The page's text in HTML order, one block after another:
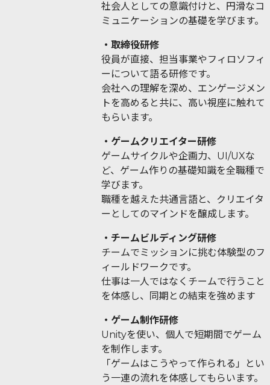
社会人としての意識付けと、円滑なコ
ミュニケーションの基礎を学びます。
・取締役研修
役員が直接、担当事業やフィロソフィ
ーについて語る研修です。
会社への理解を深め、エンゲージメン
トを高めると共に、高い視座に触れて
もらいます。
・ゲームクリエイター研修
ゲームサイクルや企画力、UI/UXな
ど、ゲーム作りの基礎知識を全職種で
学びます。
職種を越えた共通言語と、クリエイタ
ーとしてのマインドを醸成します。
・チームビルディング研修
チームでミッションに挑む体験型のフ
ィールドワークです。
仕事は一人ではなくチームで行うこと
を体感し、同期との結束を強めます
・ゲーム制作研修
Unityを使い、個人で短期間でゲーム
を制作します。
「ゲームはこうやって作られる」とい
う一連の流れを体感してもらいます。